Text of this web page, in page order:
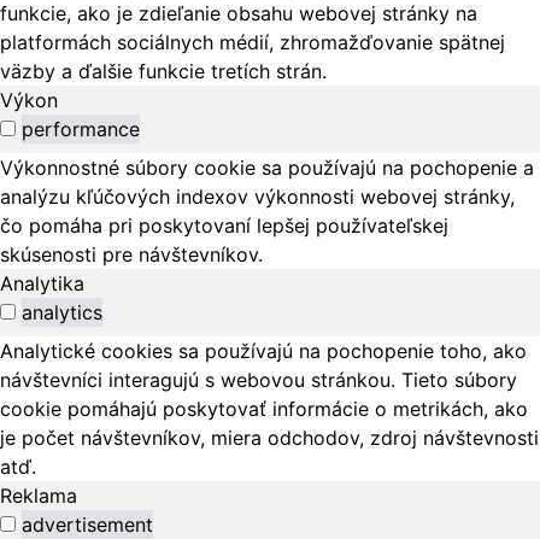
funkcie, ako je zdieľanie obsahu webovej stránky na
platformách sociálnych médií, zhromažďovanie spätnej
väzby a ďalšie funkcie tretích strán.
Výkon
performance
Výkonnostné súbory cookie sa používajú na pochopenie a
analýzu kľúčových indexov výkonnosti webovej stránky,
čo pomáha pri poskytovaní lepšej používateľskej
skúsenosti pre návštevníkov.
Analytika
analytics
Analytické cookies sa používajú na pochopenie toho, ako
návštevníci interagujú s webovou stránkou. Tieto súbory
cookie pomáhajú poskytovať informácie o metrikách, ako
je počet návštevníkov, miera odchodov, zdroj návštevnosti
atď.
Reklama
advertisement